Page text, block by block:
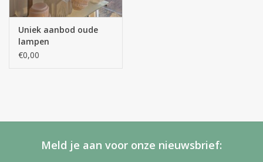
Uniek aanbod oude
lampen
€0,00
Meld je aan voor onze nieuwsbrief: